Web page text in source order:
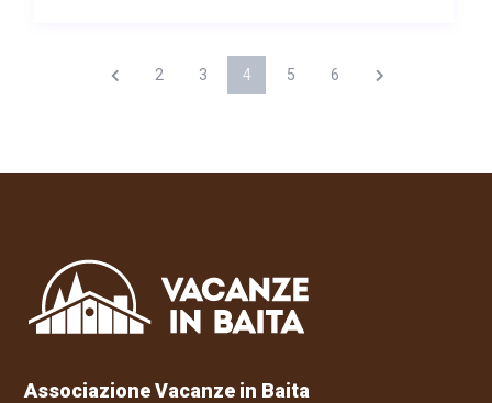
2 3 4 5 6
Associazione Vacanze in Baita